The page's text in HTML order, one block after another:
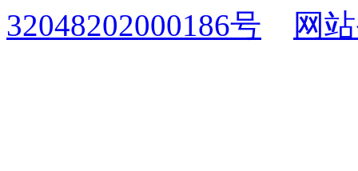
32048202000186号
网